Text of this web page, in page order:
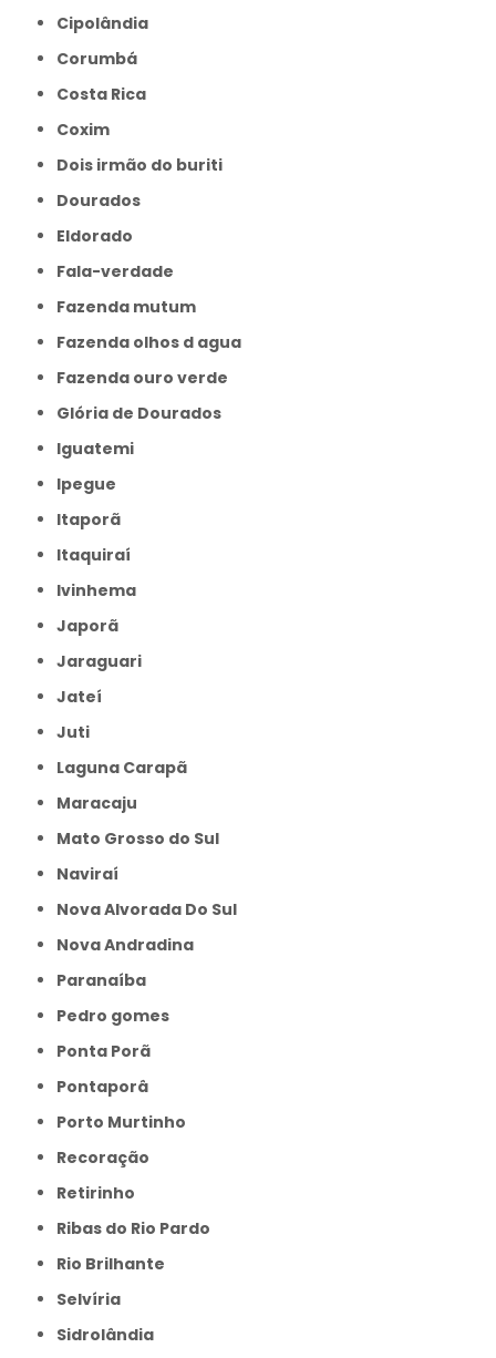
Cipolândia
Corumbá
Costa Rica
Coxim
Dois irmão do buriti
Dourados
Eldorado
Fala-verdade
Fazenda mutum
Fazenda olhos d agua
Fazenda ouro verde
Glória de Dourados
Iguatemi
Ipegue
Itaporã
Itaquiraí
Ivinhema
Japorã
Jaraguari
Jateí
Juti
Laguna Carapã
Maracaju
Mato Grosso do Sul
Naviraí
Nova Alvorada Do Sul
Nova Andradina
Paranaíba
Pedro gomes
Ponta Porã
Pontaporâ
Porto Murtinho
Recoração
Retirinho
Ribas do Rio Pardo
Rio Brilhante
Selvíria
Sidrolândia